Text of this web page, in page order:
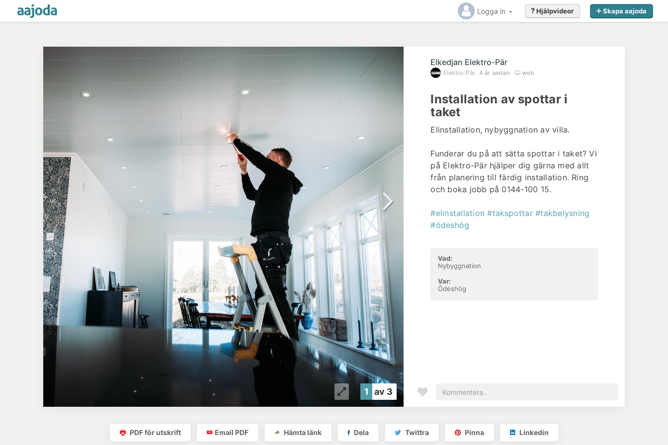
Logga in Skapa aajoda
Hjälpvideor
1 av 3
Elkedjan Elektro-Pär
Elektro-Pär 4 år sedan web
Installation av spottar i
taket
Elinstallation, nybyggnation av villa.
Funderar du på att sätta spottar i taket? Vi
på Elektro-Pär hjälper dig gärna med allt
från planering till färdig installation. Ring
och boka jobb på 0144-100 15.
#elinstallation #takspottar #takbelysning
#ödeshög
Vad:
Nybyggnation
Var:
Ödeshög
PDF för utskrift Email PDF Hämta länk Dela Twittra Pinna Linkedin